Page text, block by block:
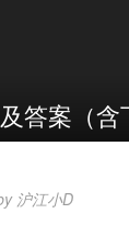
答案（含
沪江小D